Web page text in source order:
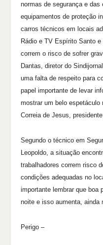
normas de segurança e
equipamentos de proteção
carros técnicos em locais
Rádio e TV Espírito Santo
correm o risco de sofrer
Dantas, diretor do
uma falta de respeito para
papel importante de levar
mostrar um belo espetáculo
Correia de Jesus,
Segundo o técnico em
Leopoldo, a situação
trabalhadores correm risco
condições adequadas no
importante lembrar que boa
noite e isso aumenta, ainda
Perigo –